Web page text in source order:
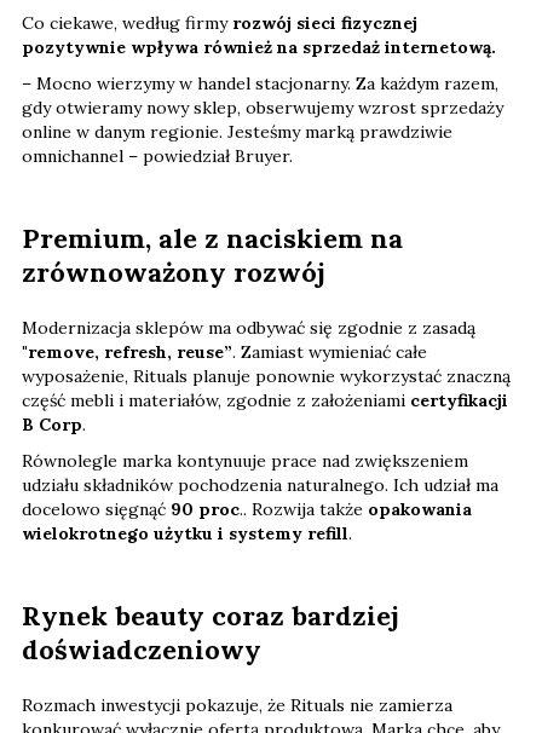
Co ciekawe, według firmy rozwój sieci fizycznej
pozytywnie wpływa również na sprzedaż internetową.
– Mocno wierzymy w handel stacjonarny. Za każdym razem,
gdy otwieramy nowy sklep, obserwujemy wzrost sprzedaży
online w danym regionie. Jesteśmy marką prawdziwie
omnichannel – powiedział Bruyer.
Premium, ale z naciskiem na
zrównoważony rozwój
Modernizacja sklepów ma odbywać się zgodnie z zasadą
"remove, refresh, reuse”. Zamiast wymieniać całe
wyposażenie, Rituals planuje ponownie wykorzystać znaczną
część mebli i materiałów, zgodnie z założeniami certyfikacji
B Corp.
Równolegle marka kontynuuje prace nad zwiększeniem
udziału składników pochodzenia naturalnego. Ich udział ma
docelowo sięgnąć 90 proc.. Rozwija także opakowania
wielokrotnego użytku i systemy refill.
Rynek beauty coraz bardziej
doświadczeniowy
Rozmach inwestycji pokazuje, że Rituals nie zamierza